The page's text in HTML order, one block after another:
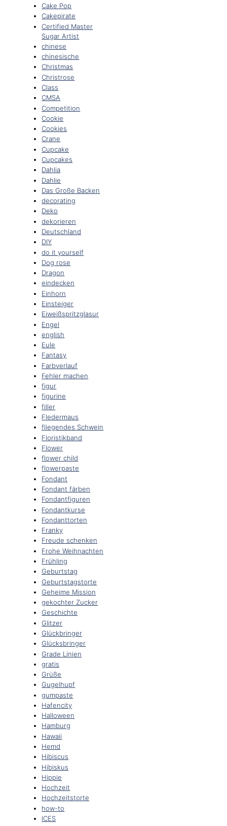
Cake Pop
Cakepirate
Certified Master
Sugar Artist
chinese
chinesische
Christmas
Christrose
Class
CMSA
Competition
Cookie
Cookies
Crane
Cupcake
Cupcakes
Dahlia
Dahlie
Das Große Backen
decorating
Deko
dekorieren
Deutschland
DIY
do it yourself
Dog rose
Dragon
eindecken
Einhorn
Einsteiger
Eiweißspritzglasur
Engel
english
Eule
Fantasy
Farbverlauf
Fehler machen
figur
figurine
filler
Fledermaus
fliegendes Schwein
Floristikband
Flower
flower child
flowerpaste
Fondant
Fondant färben
Fondantfiguren
Fondantkurse
Fondanttorten
Franky
Freude schenken
Frohe Weihnachten
Frühling
Geburtstag
Geburtstagstorte
Geheime Mission
gekochter Zucker
Geschichte
Glitzer
Glückbringer
Glücksbringer
Grade Linien
gratis
Grüße
Gugelhupf
gumpaste
Hafencity
Halloween
Hamburg
Hawaii
Hemd
Hibiscus
Hibiskus
Hippie
Hochzeit
Hochzeitstorte
how-to
ICES